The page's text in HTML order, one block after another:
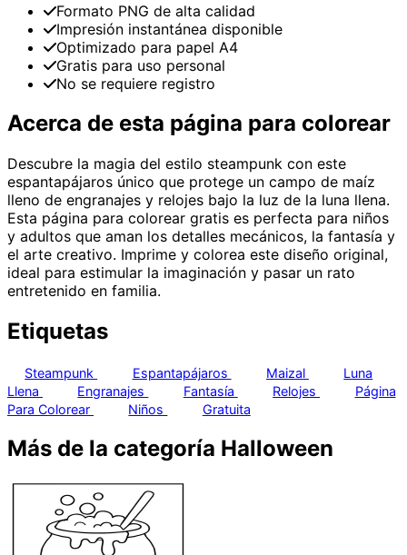
Formato PNG de alta calidad
Impresión instantánea disponible
Optimizado para papel A4
Gratis para uso personal
No se requiere registro
Acerca de esta página para colorear
Descubre la magia del estilo steampunk con este
espantapájaros único que protege un campo de maíz
lleno de engranajes y relojes bajo la luz de la luna llena.
Esta página para colorear gratis es perfecta para niños
y adultos que aman los detalles mecánicos, la fantasía y
el arte creativo. Imprime y colorea este diseño original,
ideal para estimular la imaginación y pasar un rato
entretenido en familia.
Etiquetas
Steampunk Espantapájaros Maizal
Luna
Llena
Engranajes Fantasía Relojes
Página
Para Colorear
Niños Gratuita
Más de la categoría Halloween